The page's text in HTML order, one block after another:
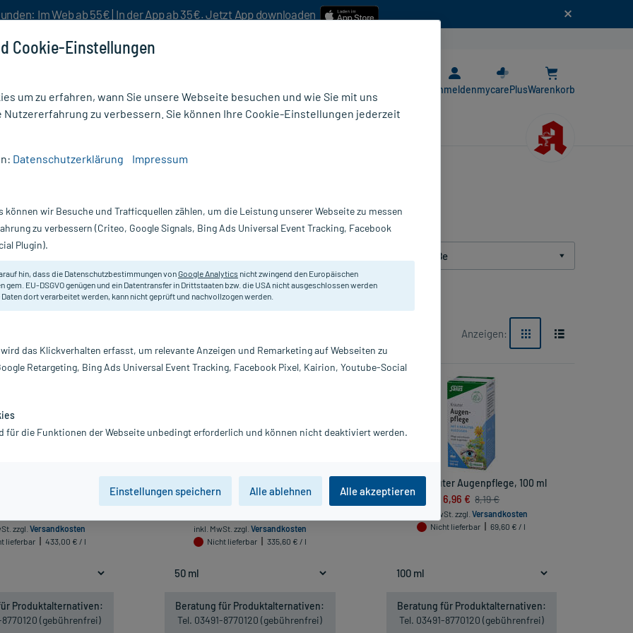
Im Web ab 55€ | In der App ab 35€. Jetzt App downloaden
AnmeldenmycarePlusWarenkorb
Packungsgröße
Produkteigenschaften
Anzeigen:
zzgl. Versandkosten
lieferbar
433,00 € / l
Produktalternativen:
8770120 (gebührenfrei)
Haut, 50 ml
inkl. MwSt. zzgl. Versandkosten
Nicht lieferbar
335,60 € / l
Beratung für Produktalternativen:
Tel. 03491-8770120 (gebührenfrei)
Salus Kräuter Augenpflege, 100 ml
6,96 € 8,19 €
inkl. MwSt. zzgl.Versandkosten
Nicht lieferbar
69,60 € / l
Beratung für Produktalternativen:
Tel. 03491-8770120 (gebührenfrei)
Cookie-Einstellungen
um zu erfahren, wann Sie unsere Webseite besuchen und wie Sie mit uns
Nutzererfahrung zu verbessern. Sie können Ihre Cookie-Einstellungen jederzeit
Datenschutzerklärung Impressum
können wir Besuche und Trafficquellen zählen, um die Leistung unserer Webseite zu messen
zu verbessern (Criteo, Google Signals, Bing Ads Universal Event Tracking, Facebook
Plugin).
hin, dass die Datenschutzbestimmungen vonGoogle Analytics nicht zwingend den Europäischen
gem. EU-DSGVO genügen und ein Datentransfer in Drittstaaten bzw. die USA nicht ausgeschlossen werden
Daten dort verarbeitet werden, kann nicht geprüft und nachvollzogen werden.
das Klickverhalten erfasst, um relevante Anzeigen und Remarketing auf Webseiten zu
Retargeting, Bing Ads Universal Event Tracking, Facebook Pixel, Kairion, Youtube-Social
für die Funktionen der Webseite unbedingt erforderlich und können nicht deaktiviert werden.
Einstellungen speichern Alle ablehnen Alle akzeptieren